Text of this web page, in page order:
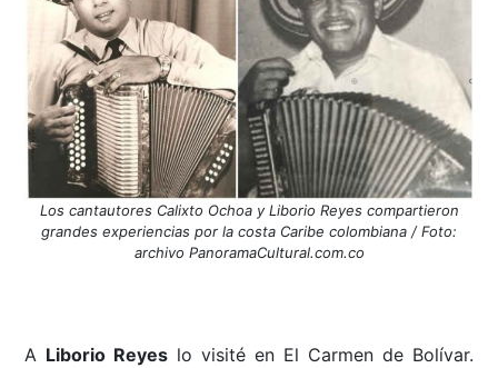
Los cantautores Calixto Ochoa y Liborio Reyes compartieron
grandes experiencias por la costa Caribe colombiana / Foto:
archivo PanoramaCultural.com.co
A Liborio Reyes lo visité en El Carmen de Bolívar.